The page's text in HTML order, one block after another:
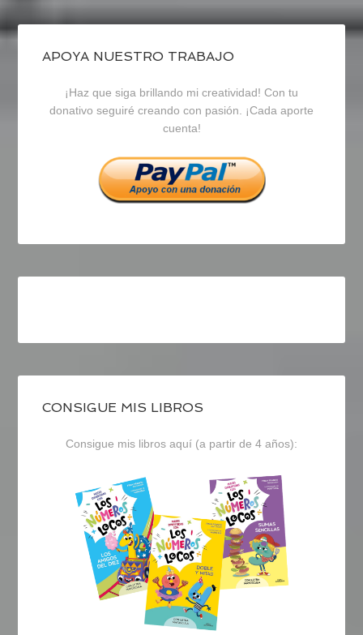
de
blogrecursosep
en
Facebook
de
recursosep
en
Twitter
de
recursosep
en
Instagram
APOYA NUESTRO TRABAJO
¡Haz que siga brillando mi creatividad! Con tu
donativo seguiré creando con pasión. ¡Cada aporte
cuenta!
CONSIGUE MIS LIBROS
Consigue mis libros aquí (a partir de 4 años):